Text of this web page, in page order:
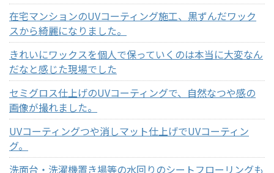
在宅マンションのUVコーティング施工、黒ずんだワック
スから綺麗になりました。
きれいにワックスを個人で保っていくのは本当に大変なん
だなと感じた現場でした
セミグロス仕上げのUVコーティングで、自然なつや感の
画像が撮れました。
UVコーティングつや消しマット仕上げでUVコーティン
グ。
洗面台・洗濯機置き場等の水回りのシートフローリングも